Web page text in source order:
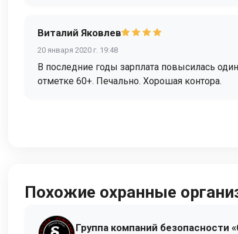
Виталий Яковлев
20 января 2020 г. 19:48
В последние годы зарплата повысилась
отметке 60+. Печально. Хорошая контора.
Похожие охранные
Группа компаний безопасности